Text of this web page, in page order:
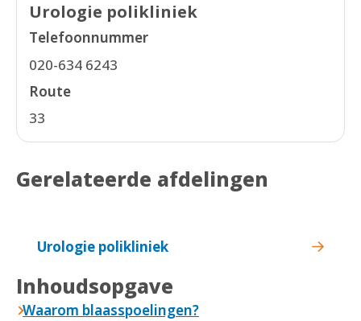
Inhoudsopgave
Waarom blaasspoelingen?
Urologie polikliniek
Telefoonnummer
020-634 6243
Route
33
Gerelateerde afdelingen
Urologie polikliniek